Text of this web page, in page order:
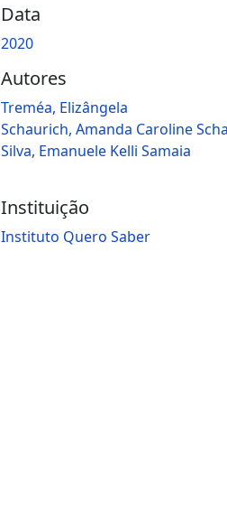
Data
2020
Autores
Treméa, Elizângela
Schaurich, Amanda Caroline
Silva, Emanuele Kelli Samaia
Instituição
Instituto Quero Saber